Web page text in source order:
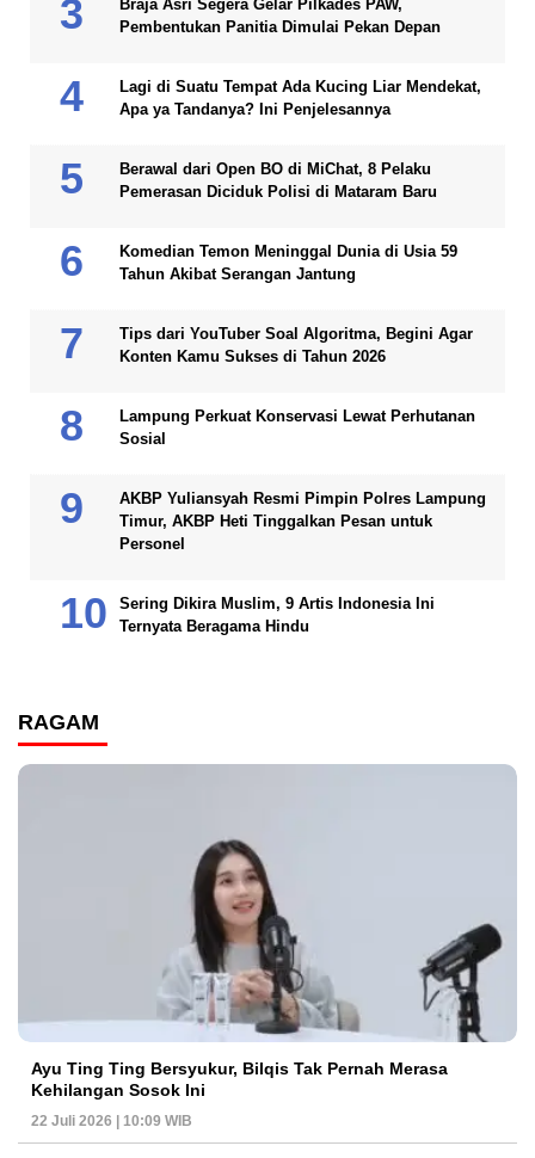
Braja Asri Segera Gelar Pilkades PAW,
Pembentukan Panitia Dimulai Pekan Depan
Lagi di Suatu Tempat Ada Kucing Liar Mendekat,
Apa ya Tandanya? Ini Penjelesannya
Berawal dari Open BO di MiChat, 8 Pelaku
Pemerasan Diciduk Polisi di Mataram Baru
Komedian Temon Meninggal Dunia di Usia 59
Tahun Akibat Serangan Jantung
Tips dari YouTuber Soal Algoritma, Begini Agar
Konten Kamu Sukses di Tahun 2026
Lampung Perkuat Konservasi Lewat Perhutanan
Sosial
AKBP Yuliansyah Resmi Pimpin Polres Lampung
Timur, AKBP Heti Tinggalkan Pesan untuk
Personel
Sering Dikira Muslim, 9 Artis Indonesia Ini
Ternyata Beragama Hindu
RAGAM
Ayu Ting Ting Bersyukur, Bilqis Tak Pernah Merasa
Kehilangan Sosok Ini
22 Juli 2026 | 10:09 WIB